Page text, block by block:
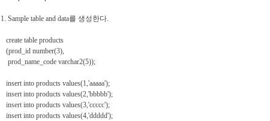
1. Sample table and data를 생성한다.
create table products
(prod_id number(3),
prod_name_code varchar2(5));
insert into products values(1,'aaaaa');
insert into products values(2,'bbbbb');
insert into products values(3,'ccccc');
insert into products values(4,'ddddd');